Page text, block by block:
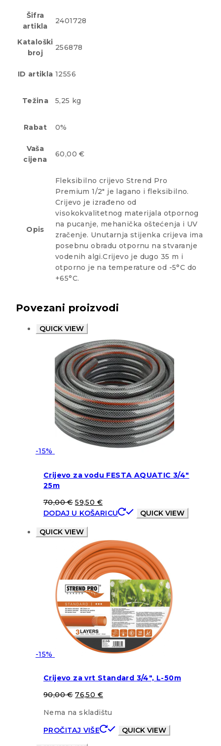
Šifra
artikla
2401728
Kataloški
broj
256878
ID artikla 12556
Težina 5,25 kg
Rabat 0%
Vaša
cijena
60,00 €
Opis
Fleksibilno crijevo Strend Pro
Premium 1/2" je lagano i fleksibilno.
Crijevo je izrađeno od
visokokvalitetnog materijala otpornog
na pucanje, mehanička oštećenja i UV
zračenje. Unutarnja stijenka crijeva ima
posebnu obradu otpornu na stvaranje
vodenih algi.Crijevo je dugo 35 m i
otporno je na temperature od -5°C do
+65°C.
Povezani proizvodi
QUICK VIEW
-15%
Crijevo za vodu FESTA AQUATIC 3/4″
25m
70,00€ 59,50 €
DODAJ U KOŠARICU
QUICK VIEW
QUICK VIEW
-15%
Crijevo za vrt Standard 3/4″, L-50m
90,00€ 76,50 €
Nema na skladištu
PROČITAJ VIŠE
QUICK VIEW